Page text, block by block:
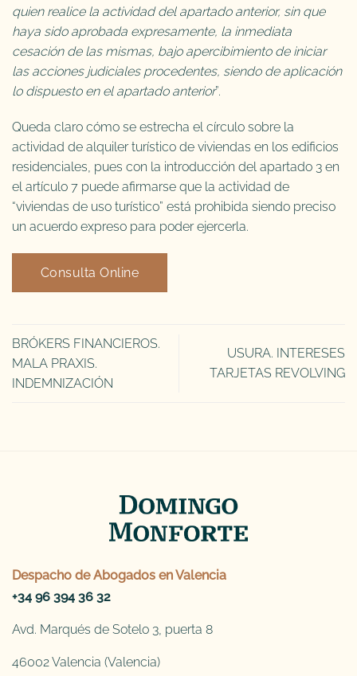
quien realice la actividad del apartado anterior, sin que
haya sido aprobada expresamente, la inmediata
cesación de las mismas, bajo apercibimiento de iniciar
las acciones judiciales procedentes, siendo de aplicación
lo dispuesto en el apartado anterior”.
Queda claro cómo se estrecha el círculo sobre la
actividad de alquiler turístico de viviendas en los edificios
residenciales, pues con la introducción del apartado 3 en
el artículo 7 puede afirmarse que la actividad de
“viviendas de uso turístico” está prohibida siendo preciso
un acuerdo expreso para poder ejercerla.
Consulta Online
BRÓKERS FINANCIEROS.
MALA PRAXIS.
INDEMNIZACIÓN
USURA. INTERESES
TARJETAS REVOLVING
Despacho de Abogados en Valencia
+34 96 394 36 32
Avd. Marqués de Sotelo 3, puerta 8
46002 Valencia (Valencia)